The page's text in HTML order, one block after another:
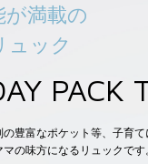
が満載の
ュック
PACK
豊富なポケット等、子育て
の味方になるリュックです